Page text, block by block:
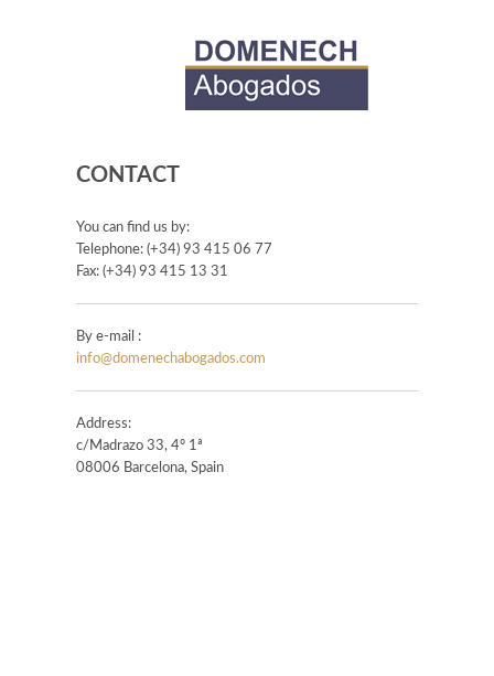
CONTACT
You can find us by:
Telephone: (+34) 93 415 06 77
Fax: (+34) 93 415 13 31
By e-mail :
info@domenechabogados.com
Address:
c/Madrazo 33, 4º 1ª
08006 Barcelona, Spain